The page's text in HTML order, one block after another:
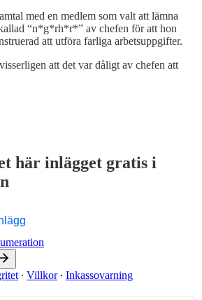
med en medlem som valt att lämna
“n*g*rh*r*” av chefen för att hon
att utföra farliga arbetsuppgifter.
att det var dåligt av chefen att
här inlägget gratis i
∙ Villkor∙ Inkassovarning